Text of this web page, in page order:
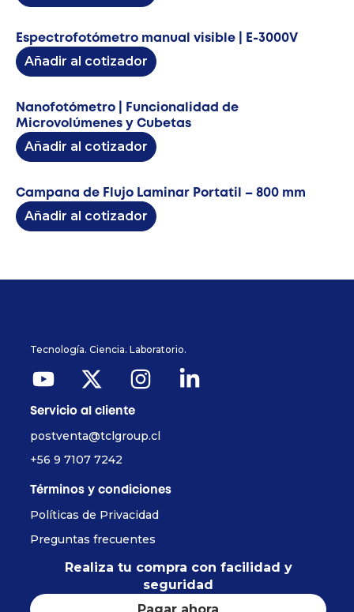
Espectrofotómetro manual visible | E-3000V
Añadir al cotizador
Nanofotómetro | Funcionalidad de
Microvolúmenes y Cubetas
Añadir al cotizador
Campana de Flujo Laminar Portatil – 800 mm
Añadir al cotizador
Tecnología. Ciencia. Laboratorio.
Servicio al cliente
postventa@tclgroup.cl
+56 9 7107 7242
Términos y condiciones
Políticas de Privacidad
Preguntas frecuentes
Realiza tu compra con facilidad y
seguridad